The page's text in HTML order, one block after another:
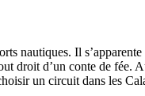
nautiques. Il
droit d’un conte de
un circuit dans les